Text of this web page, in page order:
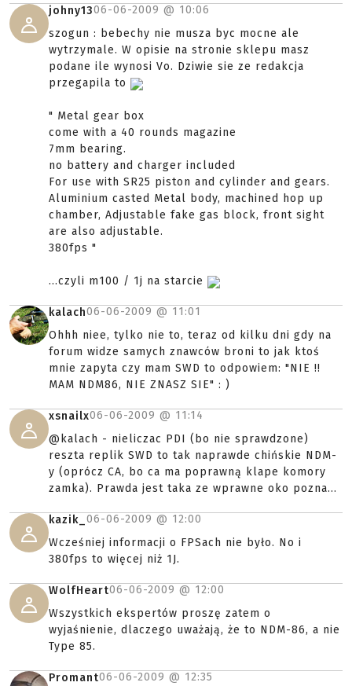
johny1306-06-2009 @ 10:06
szogun : bebechy nie musza byc mocne ale
wytrzymale. W opisie na stronie sklepu masz
podane ile wynosi Vo. Dziwie sie ze redakcja
przegapila to
" Metal gear box
come with a 40 rounds magazine
7mm bearing.
no battery and charger included
For use with SR25 piston and cylinder and gears.
Aluminium casted Metal body, machined hop up
chamber, Adjustable fake gas block, front sight
are also adjustable.
380fps "
...czyli m100 / 1j na starcie
kalach06-06-2009 @ 11:01
Ohhh niee, tylko nie to, teraz od kilku dni gdy na
forum widze samych znawców broni to jak ktoś
mnie zapyta czy mam SWD to odpowiem: "NIE !!
MAM NDM86, NIE ZNASZ SIE" : )
xsnailx06-06-2009 @ 11:14
@kalach - nieliczac PDI (bo nie sprawdzone)
reszta replik SWD to tak naprawde chińskie NDM-
y (oprócz CA, bo ca ma poprawną klape komory
zamka). Prawda jest taka ze wprawne oko pozna...
kazik_ 06-06-2009 @ 12:00
Wcześniej informacji o FPSach nie było. No i
380fps to więcej niż 1J.
WolfHeart06-06-2009 @ 12:00
Wszystkich ekspertów proszę zatem o
wyjaśnienie, dlaczego uważają, że to NDM-86, a nie
Type 85.
Promant06-06-2009 @ 12:35